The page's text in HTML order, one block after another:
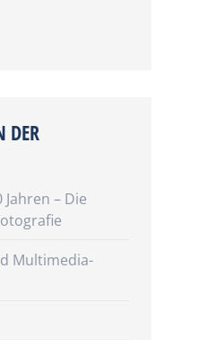
DER
– Die
Multimedia-